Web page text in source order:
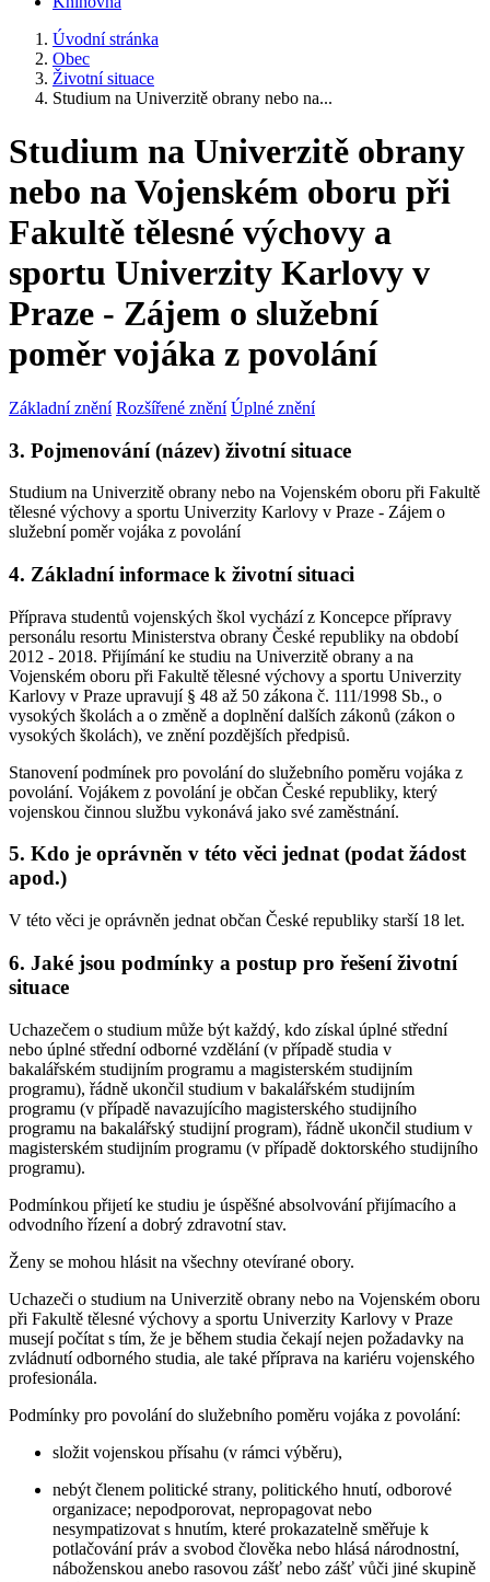
Úvodní stránka
Obec
Životní situace
Studium na Univerzitě obrany nebo na...
Studium na Univerzitě obrany
nebo na Vojenském oboru při
Fakultě tělesné výchovy a
sportu Univerzity Karlovy v
Praze - Zájem o služební
poměr vojáka z povolání
Základní znění Rozšířené znění Úplné znění
3. Pojmenování (název) životní situace
Studium na Univerzitě obrany nebo na Vojenském oboru při Fakultě
tělesné výchovy a sportu Univerzity Karlovy v Praze - Zájem o
služební poměr vojáka z povolání
4. Základní informace k životní situaci
Příprava studentů vojenských škol vychází z Koncepce přípravy
personálu resortu Ministerstva obrany České republiky na období
2012 - 2018. Přijímání ke studiu na Univerzitě obrany a na
Vojenském oboru při Fakultě tělesné výchovy a sportu Univerzity
Karlovy v Praze upravují § 48 až 50 zákona č. 111/1998 Sb., o
vysokých školách a o změně a doplnění dalších zákonů (zákon o
vysokých školách), ve znění pozdějších předpisů.
Stanovení podmínek pro povolání do služebního poměru vojáka z
povolání. Vojákem z povolání je občan České republiky, který
vojenskou činnou službu vykonává jako své zaměstnání.
5. Kdo je oprávněn v této věci jednat (podat žádost
apod.)
V této věci je oprávněn jednat občan České republiky starší 18 let.
6. Jaké jsou podmínky a postup pro řešení životní
situace
Uchazečem o studium může být každý, kdo získal úplné střední
nebo úplné střední odborné vzdělání (v případě studia v
bakalářském studijním programu a magisterském studijním
programu), řádně ukončil studium v bakalářském studijním
programu (v případě navazujícího magisterského studijního
programu na bakalářský studijní program), řádně ukončil studium v
magisterském studijním programu (v případě doktorského studijního
programu).
Podmínkou přijetí ke studiu je úspěšné absolvování přijímacího a
odvodního řízení a dobrý zdravotní stav.
Ženy se mohou hlásit na všechny otevírané obory.
Uchazeči o studium na Univerzitě obrany nebo na Vojenském oboru
při Fakultě tělesné výchovy a sportu Univerzity Karlovy v Praze
musejí počítat s tím, že je během studia čekají nejen požadavky na
zvládnutí odborného studia, ale také příprava na kariéru vojenského
profesionála.
Podmínky pro povolání do služebního poměru vojáka z povolání:
složit vojenskou přísahu (v rámci výběru),
nebýt členem politické strany, politického hnutí, odborové
organizace; nepodporovat, nepropagovat nebo
nesympatizovat s hnutím, které prokazatelně směřuje k
potlačování práv a svobod člověka nebo hlásá národnostní,
náboženskou anebo rasovou zášť nebo zášť vůči jiné skupině